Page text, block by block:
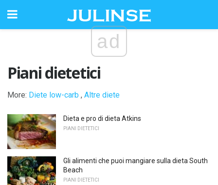
ad
Piani dietetici
More: Diete low-carb , Altre diete
Dieta e pro di dieta Atkins
PIANI DIETETICI
Gli alimenti che puoi mangiare sulla dieta South
Beach
PIANI DIETETICI